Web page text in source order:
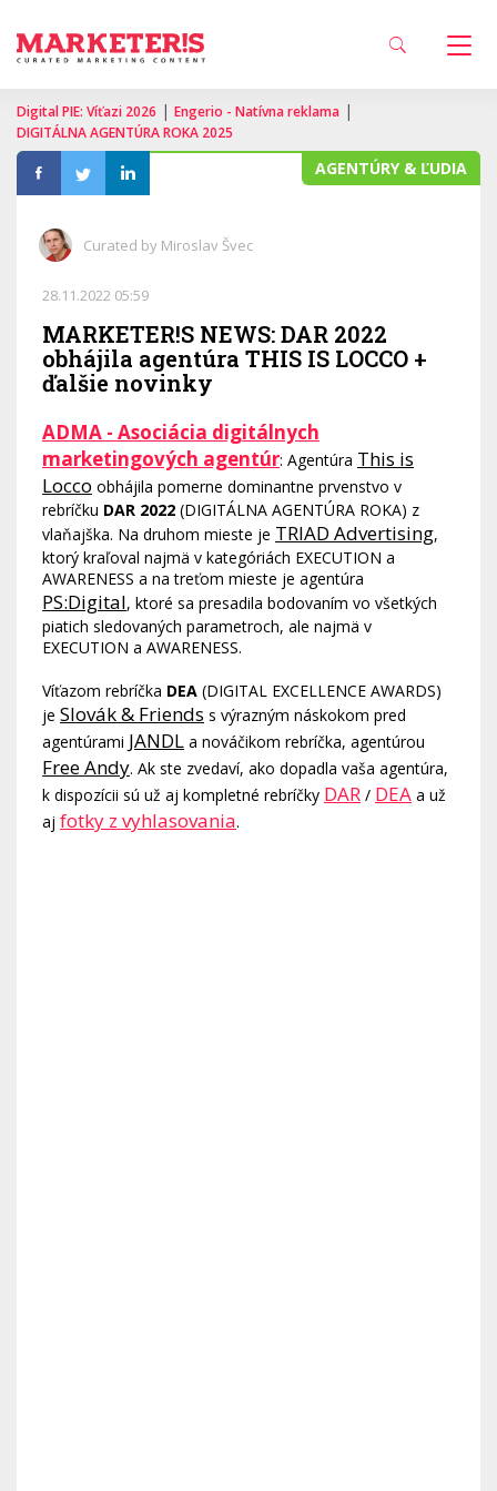
Digital PIE: Víťazi 2026 | Engerio - Natívna reklama |
DIGITÁLNA AGENTÚRA ROKA 2025
AGENTÚRY & ĽUDIA
Curated by Miroslav Švec
28.11.2022 05:59
MARKETER!S NEWS: DAR 2022
obhájila agentúra THIS IS LOCCO +
ďalšie novinky
ADMA - Asociácia digitálnych
marketingových agentúr: Agentúra This is
Locco obhájila pomerne dominantne prvenstvo v
rebríčku DAR 2022 (DIGITÁLNA AGENTÚRA ROKA) z
vlaňajška. Na druhom mieste je TRIAD Advertising,
ktorý kraľoval najmä v kategóriách EXECUTION a
AWARENESS a na treťom mieste je agentúra
PS:Digital, ktoré sa presadila bodovaním vo všetkých
piatich sledovaných parametroch, ale najmä v
EXECUTION a AWARENESS.
Víťazom rebríčka DEA (DIGITAL EXCELLENCE AWARDS)
je Slovák & Friends s výrazným náskokom pred
agentúrami JANDL a nováčikom rebríčka, agentúrou
Free Andy. Ak ste zvedaví, ako dopadla vaša agentúra,
k dispozícii sú už aj kompletné rebríčky DAR / DEA a už
aj fotky z vyhlasovania.